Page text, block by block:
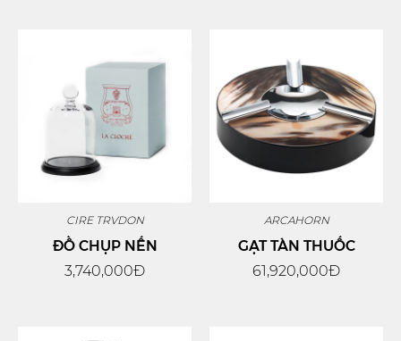
CIRE TRVDON
ĐỒ CHỤP NẾN
3,740,000Đ
ARCAHORN
GẠT TÀN THUỐC
61,920,000Đ